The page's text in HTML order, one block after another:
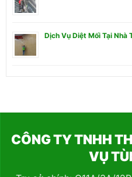
Dịch Vụ Diệt Mối Tại Nhà
CÔNG TY TNHH
VỤ